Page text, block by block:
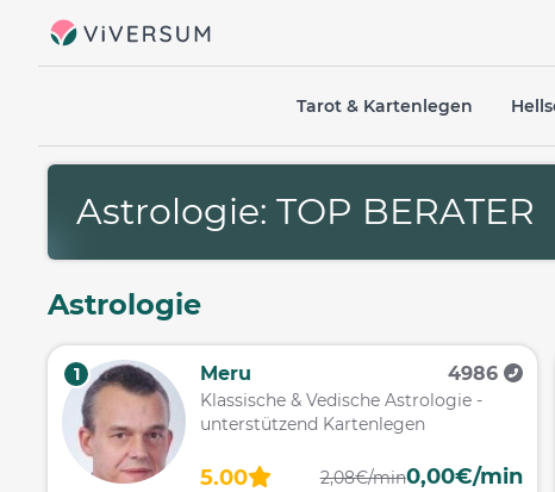
Tarot & Kartenlegen
Astrologie: TOP BERATER
Astrologie
1 Meru 4986
Klassische & Vedische Astrologie -
unterstützend Kartenlegen
5.00 2,08€/min0,00€/min